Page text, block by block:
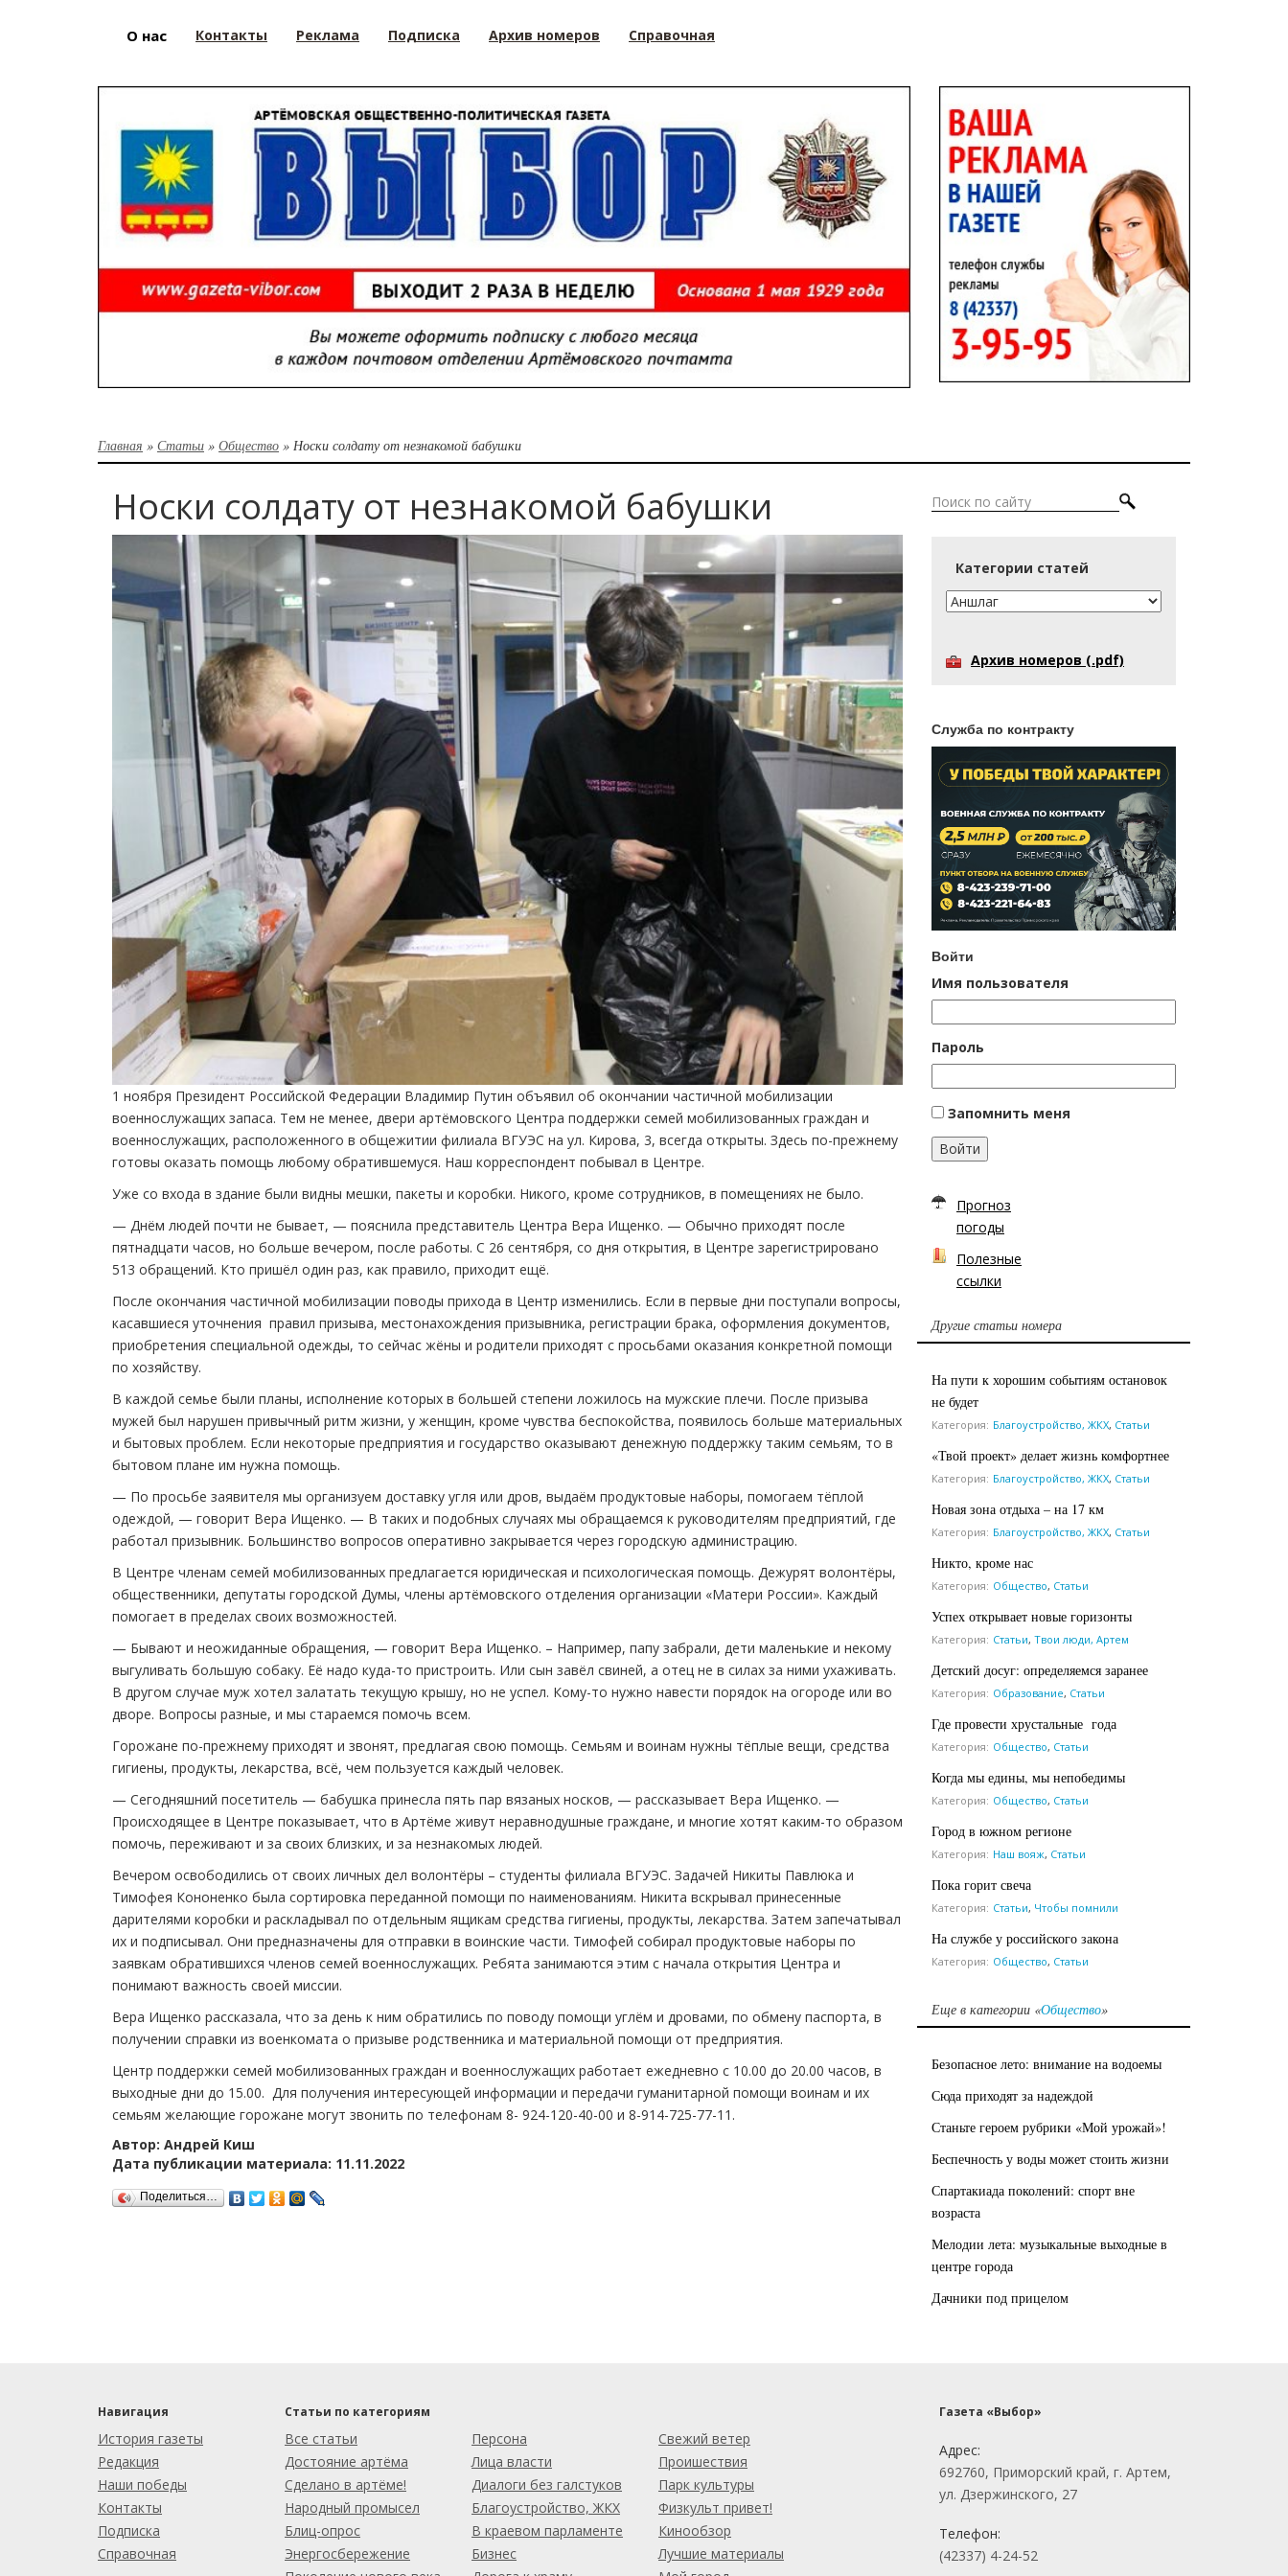
О нас Контакты Реклама Подписка Архив номеров Справочная
Главная » Статьи » Общество » Носки солдату от незнакомой бабушки
Носки солдату от незнакомой бабушки
1 ноября Президент Российской Федерации Владимир Путин объявил об окончании частичной мобилизации
военнослужащих запаса. Тем не менее, двери артёмовского Центра поддержки семей мобилизованных граждан и
военнослужащих, расположенного в общежитии филиала ВГУЭС на ул. Кирова, 3, всегда открыты. Здесь по-прежнему
готовы оказать помощь любому обратившемуся. Наш корреспондент побывал в Центре.
Уже со входа в здание были видны мешки, пакеты и коробки. Никого, кроме сотрудников, в помещениях не было.
— Днём людей почти не бывает, — пояснила представитель Центра Вера Ищенко. — Обычно приходят после
пятнадцати часов, но больше вечером, после работы. С 26 сентября, со дня открытия, в Центре зарегистрировано
513 обращений. Кто пришёл один раз, как правило, приходит ещё.
После окончания частичной мобилизации поводы прихода в Центр изменились. Если в первые дни поступали вопросы,
касавшиеся уточнения правил призыва, местонахождения призывника, регистрации брака, оформления документов,
приобретения специальной одежды, то сейчас жёны и родители приходят с просьбами оказания конкретной помощи
по хозяйству.
В каждой семье были планы, исполнение которых в большей степени ложилось на мужские плечи. После призыва
мужей был нарушен привычный ритм жизни, у женщин, кроме чувства беспокойства, появилось больше материальных
и бытовых проблем. Если некоторые предприятия и государство оказывают денежную поддержку таким семьям, то в
бытовом плане им нужна помощь.
— По просьбе заявителя мы организуем доставку угля или дров, выдаём продуктовые наборы, помогаем тёплой
одеждой, — говорит Вера Ищенко. — В таких и подобных случаях мы обращаемся к руководителям предприятий, где
работал призывник. Большинство вопросов оперативно закрывается через городскую администрацию.
В Центре членам семей мобилизованных предлагается юридическая и психологическая помощь. Дежурят волонтёры,
общественники, депутаты городской Думы, члены артёмовского отделения организации «Матери России». Каждый
помогает в пределах своих возможностей.
— Бывают и неожиданные обращения, — говорит Вера Ищенко. – Например, папу забрали, дети маленькие и некому
выгуливать большую собаку. Её надо куда-то пристроить. Или сын завёл свиней, а отец не в силах за ними ухаживать.
В другом случае муж хотел залатать текущую крышу, но не успел. Кому-то нужно навести порядок на огороде или во
дворе. Вопросы разные, и мы стараемся помочь всем.
Горожане по-прежнему приходят и звонят, предлагая свою помощь. Семьям и воинам нужны тёплые вещи, средства
гигиены, продукты, лекарства, всё, чем пользуется каждый человек.
— Сегодняшний посетитель — бабушка принесла пять пар вязаных носков, — рассказывает Вера Ищенко. —
Происходящее в Центре показывает, что в Артёме живут неравнодушные граждане, и многие хотят каким-то образом
помочь, переживают и за своих близких, и за незнакомых людей.
Вечером освободились от своих личных дел волонтёры – студенты филиала ВГУЭС. Задачей Никиты Павлюка и
Тимофея Кононенко была сортировка переданной помощи по наименованиям. Никита вскрывал принесенные
дарителями коробки и раскладывал по отдельным ящикам средства гигиены, продукты, лекарства. Затем запечатывал
их и подписывал. Они предназначены для отправки в воинские части. Тимофей собирал продуктовые наборы по
заявкам обратившихся членов семей военнослужащих. Ребята занимаются этим с начала открытия Центра и
понимают важность своей миссии.
Вера Ищенко рассказала, что за день к ним обратились по поводу помощи углём и дровами, по обмену паспорта, в
получении справки из военкомата о призыве родственника и материальной помощи от предприятия.
Центр поддержки семей мобилизованных граждан и военнослужащих работает ежедневно с 10.00 до 20.00 часов, в
выходные дни до 15.00. Для получения интересующей информации и передачи гуманитарной помощи воинам и их
семьям желающие горожане могут звонить по телефонам 8- 924-120-40-00 и 8-914-725-77-11.
Автор: Андрей Киш
Дата публикации материала: 11.11.2022
Поделиться…
Категории статей
Архив номеров (.pdf)
Служба по контракту
Войти
Имя пользователя
Пароль
Запомнить меня
Войти
Прогноз
погоды
Полезные
ссылки
Другие статьи номера
На пути к хорошим событиям остановок
не будет
Категория: Благоустройство, ЖКХ, Статьи
«Твой проект» делает жизнь комфортнее
Категория: Благоустройство, ЖКХ, Статьи
Новая зона отдыха – на 17 км
Категория: Благоустройство, ЖКХ, Статьи
Никто, кроме нас
Категория: Общество, Статьи
Успех открывает новые горизонты
Категория: Статьи, Твои люди, Артем
Детский досуг: определяемся заранее
Категория: Образование, Статьи
Где провести хрустальные года
Категория: Общество, Статьи
Когда мы едины, мы непобедимы
Категория: Общество, Статьи
Город в южном регионе
Категория: Наш вояж, Статьи
Пока горит свеча
Категория: Статьи, Чтобы помнили
На службе у российского закона
Категория: Общество, Статьи
Еще в категории «Общество»
Безопасное лето: внимание на водоемы
Сюда приходят за надеждой
Станьте героем рубрики «Мой урожай»!
Беспечность у воды может стоить жизни
Спартакиада поколений: спорт вне
возраста
Мелодии лета: музыкальные выходные в
центре города
Дачники под прицелом
Навигация
История газеты
Редакция
Наши победы
Контакты
Подписка
Справочная
Статьи по категориям
Все статьи
Достояние артёма
Сделано в артёме!
Народный промысел
Блиц-опрос
Энергосбережение
Персона
Лица власти
Диалоги без галстуков
Благоустройство, ЖКХ
В краевом парламенте
Бизнес
Свежий ветер
Проишествия
Парк культуры
Физкульт привет!
Кинообзор
Лучшие материалы
Газета «Выбор»
Адрес:
692760, Приморский край, г. Артем,
ул. Дзержинского, 27
Телефон:
(42337) 4-24-52